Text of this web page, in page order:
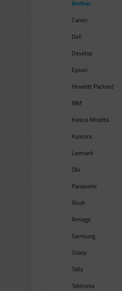
Brother
Canon
Dell
Develop
Epson
Hewlett Packard
IBM
Konica Minolta
Kyocera
Lexmark
Oki
Panasonic
Ricoh
Rimage
Samsung
Sharp
Tally
Tektronix